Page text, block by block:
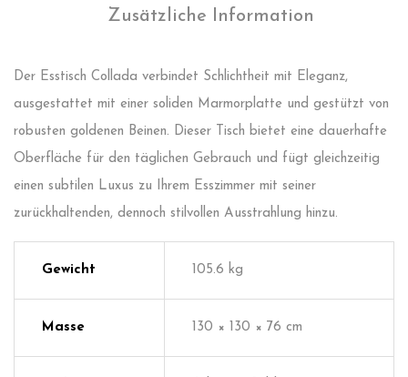
Zusätzliche Information
Der Esstisch Collada verbindet Schlichtheit mit Eleganz,
ausgestattet mit einer soliden Marmorplatte und gestützt von
robusten goldenen Beinen. Dieser Tisch bietet eine dauerhafte
Oberfläche für den täglichen Gebrauch und fügt gleichzeitig
einen subtilen Luxus zu Ihrem Esszimmer mit seiner
zurückhaltenden, dennoch stilvollen Ausstrahlung hinzu.
Gewicht 105.6 kg
Masse 130 × 130 × 76 cm